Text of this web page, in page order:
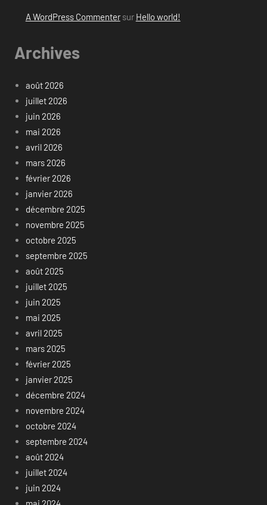
A WordPress Commentersur Hello world!
Archives
août 2026
juillet 2026
juin 2026
mai 2026
avril 2026
mars 2026
février 2026
janvier 2026
décembre 2025
novembre 2025
octobre 2025
septembre 2025
août 2025
juillet 2025
juin 2025
mai 2025
avril 2025
mars 2025
février 2025
janvier 2025
décembre 2024
novembre 2024
octobre 2024
septembre 2024
août 2024
juillet 2024
juin 2024